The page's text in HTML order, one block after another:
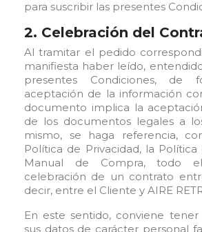
para suscribir las presentes
2. Celebración del
Al tramitar el pedido
manifiesta haber leído,
presentes Condiciones, de
aceptación de la información
documento implica la
de los documentos legales a
mismo, se haga referencia,
Política de Privacidad, la
Manual de Compra, todo
celebración de un contrato
decir, entre el Cliente y AIRE
En este sentido, conviene
sus datos de carácter personal